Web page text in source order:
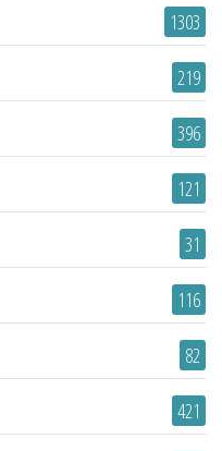
1303
219
396
121
31
116
82
421